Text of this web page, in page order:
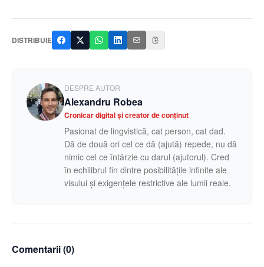
DISTRIBUIE
DESPRE AUTOR
Alexandru Robea
Cronicar digital și creator de conținut
Pasionat de lingvistică, cat person, cat dad.
Dă de două ori cel ce dă (ajută) repede, nu dă
nimic cel ce întârzie cu darul (ajutorul). Cred
în echilibrul fin dintre posibilitățile infinite ale
visului și exigențele restrictive ale lumii reale.
Comentarii (0)